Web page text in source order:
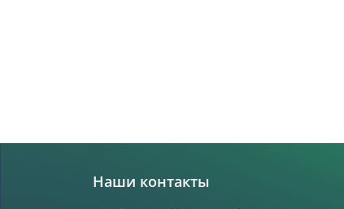
Наши контакты